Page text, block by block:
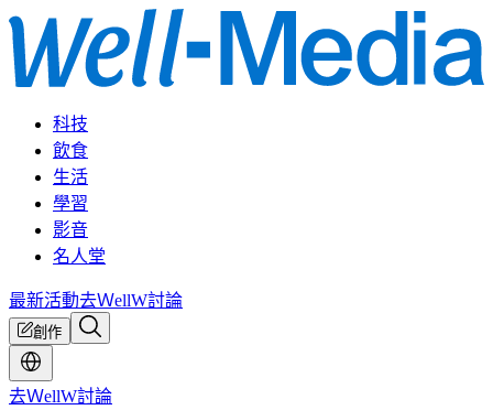
科技
飲食
生活
學習
影音
名人堂
最新活動去ＷellW討論
創作
去ＷellW討論